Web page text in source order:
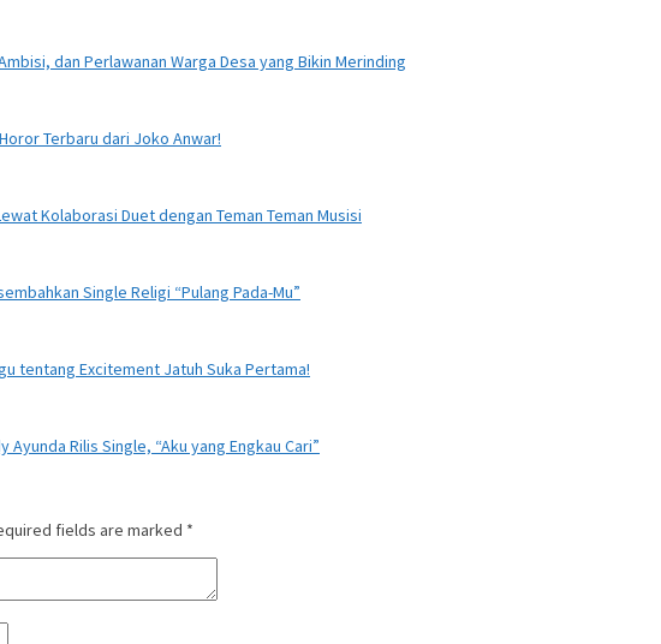
dan Perlawanan Warga Desa yang Bikin Merinding
Terbaru dari Joko Anwar!
Kolaborasi Duet dengan Teman Teman Musisi
Single Religi “Pulang Pada-Mu”
tentang Excitement Jatuh Suka Pertama!
Ayunda Rilis Single, “Aku yang Engkau Cari”
fields are marked *